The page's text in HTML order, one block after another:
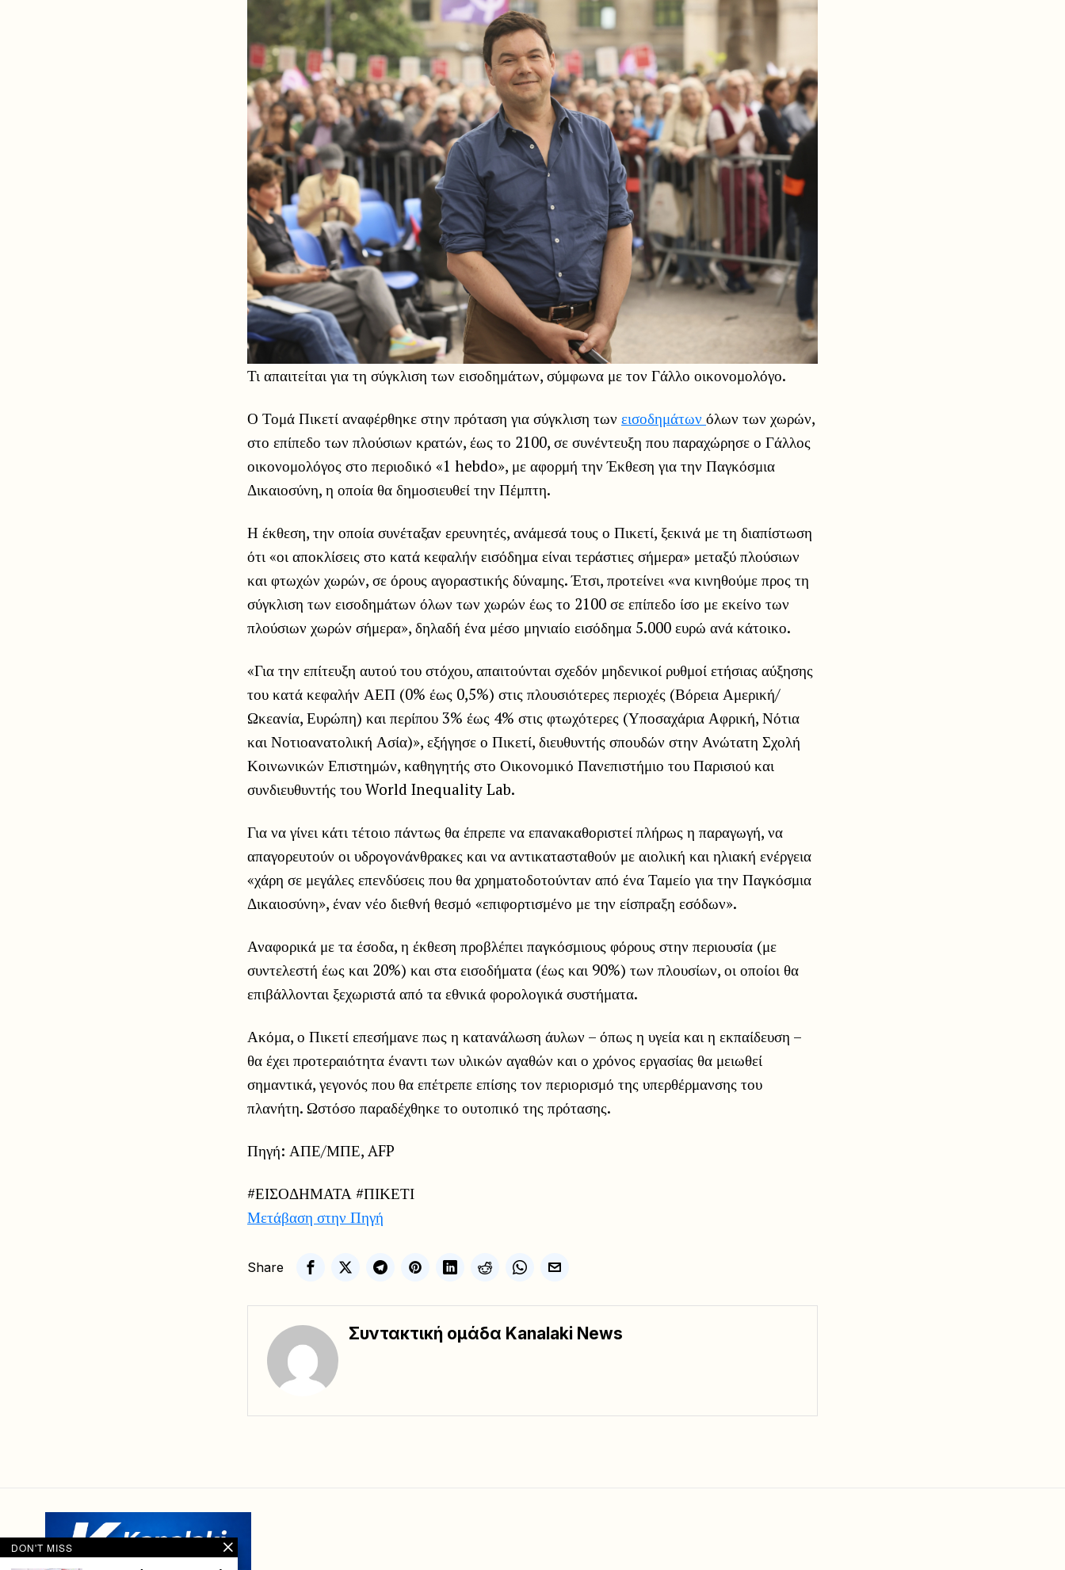
Τι απαιτείται για τη σύγκλιση των εισοδημάτων, σύμφωνα με τον Γάλλο οικονομολόγο.
Ο Τομά Πικετί αναφέρθηκε στην πρόταση για σύγκλιση των εισοδημάτων όλων των χωρών,
στο επίπεδο των πλούσιων κρατών, έως το 2100, σε συνέντευξη που παραχώρησε ο Γάλλος
οικονομολόγος στο περιοδικό «1 hebdo», με αφορμή την Έκθεση για την Παγκόσμια
Δικαιοσύνη, η οποία θα δημοσιευθεί την Πέμπτη.
Η έκθεση, την οποία συνέταξαν ερευνητές, ανάμεσά τους ο Πικετί, ξεκινά με τη διαπίστωση
ότι «οι αποκλίσεις στο κατά κεφαλήν εισόδημα είναι τεράστιες σήμερα» μεταξύ πλούσιων
και φτωχών χωρών, σε όρους αγοραστικής δύναμης. Έτσι, προτείνει «να κινηθούμε προς τη
σύγκλιση των εισοδημάτων όλων των χωρών έως το 2100 σε επίπεδο ίσο με εκείνο των
πλούσιων χωρών σήμερα», δηλαδή ένα μέσο μηνιαίο εισόδημα 5.000 ευρώ ανά κάτοικο.
«Για την επίτευξη αυτού του στόχου, απαιτούνται σχεδόν μηδενικοί ρυθμοί ετήσιας αύξησης
του κατά κεφαλήν ΑΕΠ (0% έως 0,5%) στις πλουσιότερες περιοχές (Βόρεια Αμερική/
Ωκεανία, Ευρώπη) και περίπου 3% έως 4% στις φτωχότερες (Υποσαχάρια Αφρική, Νότια
και Νοτιοανατολική Ασία)», εξήγησε ο Πικετί, διευθυντής σπουδών στην Ανώτατη Σχολή
Κοινωνικών Επιστημών, καθηγητής στο Οικονομικό Πανεπιστήμιο του Παρισιού και
συνδιευθυντής του World Inequality Lab.
Για να γίνει κάτι τέτοιο πάντως θα έπρεπε να επανακαθοριστεί πλήρως η παραγωγή, να
απαγορευτούν οι υδρογονάνθρακες και να αντικατασταθούν με αιολική και ηλιακή ενέργεια
«χάρη σε μεγάλες επενδύσεις που θα χρηματοδοτούνταν από ένα Ταμείο για την Παγκόσμια
Δικαιοσύνη», έναν νέο διεθνή θεσμό «επιφορτισμένο με την είσπραξη εσόδων».
Αναφορικά με τα έσοδα, η έκθεση προβλέπει παγκόσμιους φόρους στην περιουσία (με
συντελεστή έως και 20%) και στα εισοδήματα (έως και 90%) των πλουσίων, οι οποίοι θα
επιβάλλονται ξεχωριστά από τα εθνικά φορολογικά συστήματα.
Ακόμα, ο Πικετί επεσήμανε πως η κατανάλωση άυλων – όπως η υγεία και η εκπαίδευση –
θα έχει προτεραιότητα έναντι των υλικών αγαθών και ο χρόνος εργασίας θα μειωθεί
σημαντικά, γεγονός που θα επέτρεπε επίσης τον περιορισμό της υπερθέρμανσης του
πλανήτη. Ωστόσο παραδέχθηκε το ουτοπικό της πρότασης.
Πηγή: ΑΠΕ/ΜΠΕ, AFP
#ΕΙΣΟΔΗΜΑΤΑ #ΠΙΚΕΤΙ
Μετάβαση στην Πηγή
Share
Συντακτική ομάδα Kanalaki News
DON'T MISS